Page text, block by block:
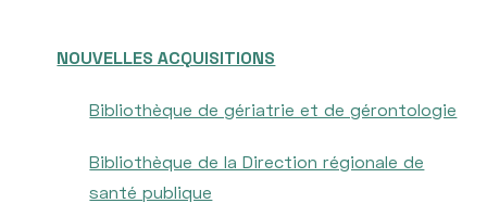
NOUVELLES ACQUISITIONS
Bibliothèque de gériatrie et de gérontologie
Bibliothèque de la Direction régionale de
santé publique